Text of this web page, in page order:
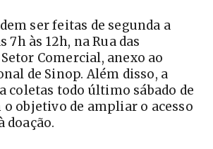
ser feitas de segunda a
7h às 12h, na Rua das
Comercial, anexo ao
de Sinop. Além disso, a
coletas todo último sábado de
o objetivo de ampliar o acesso
doação.